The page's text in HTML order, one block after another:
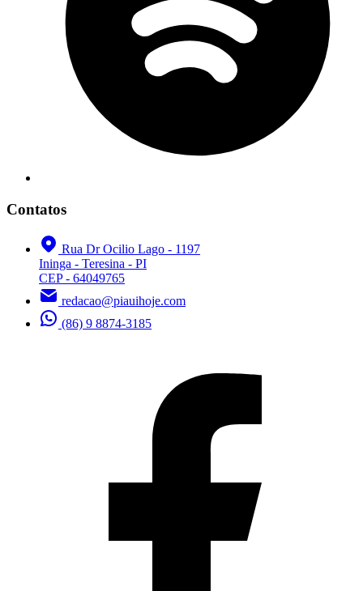
Contatos
Rua Dr Ocilio Lago - 1197
Ininga - Teresina - PI
CEP - 64049765
redacao@piauihoje.com
(86) 9 8874-3185